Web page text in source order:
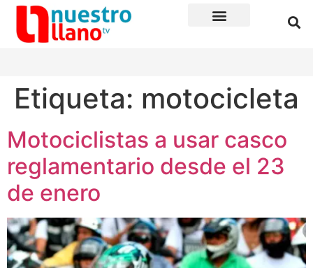
Etiqueta: motocicleta
Motociclistas a usar casco
reglamentario desde el 23
de enero